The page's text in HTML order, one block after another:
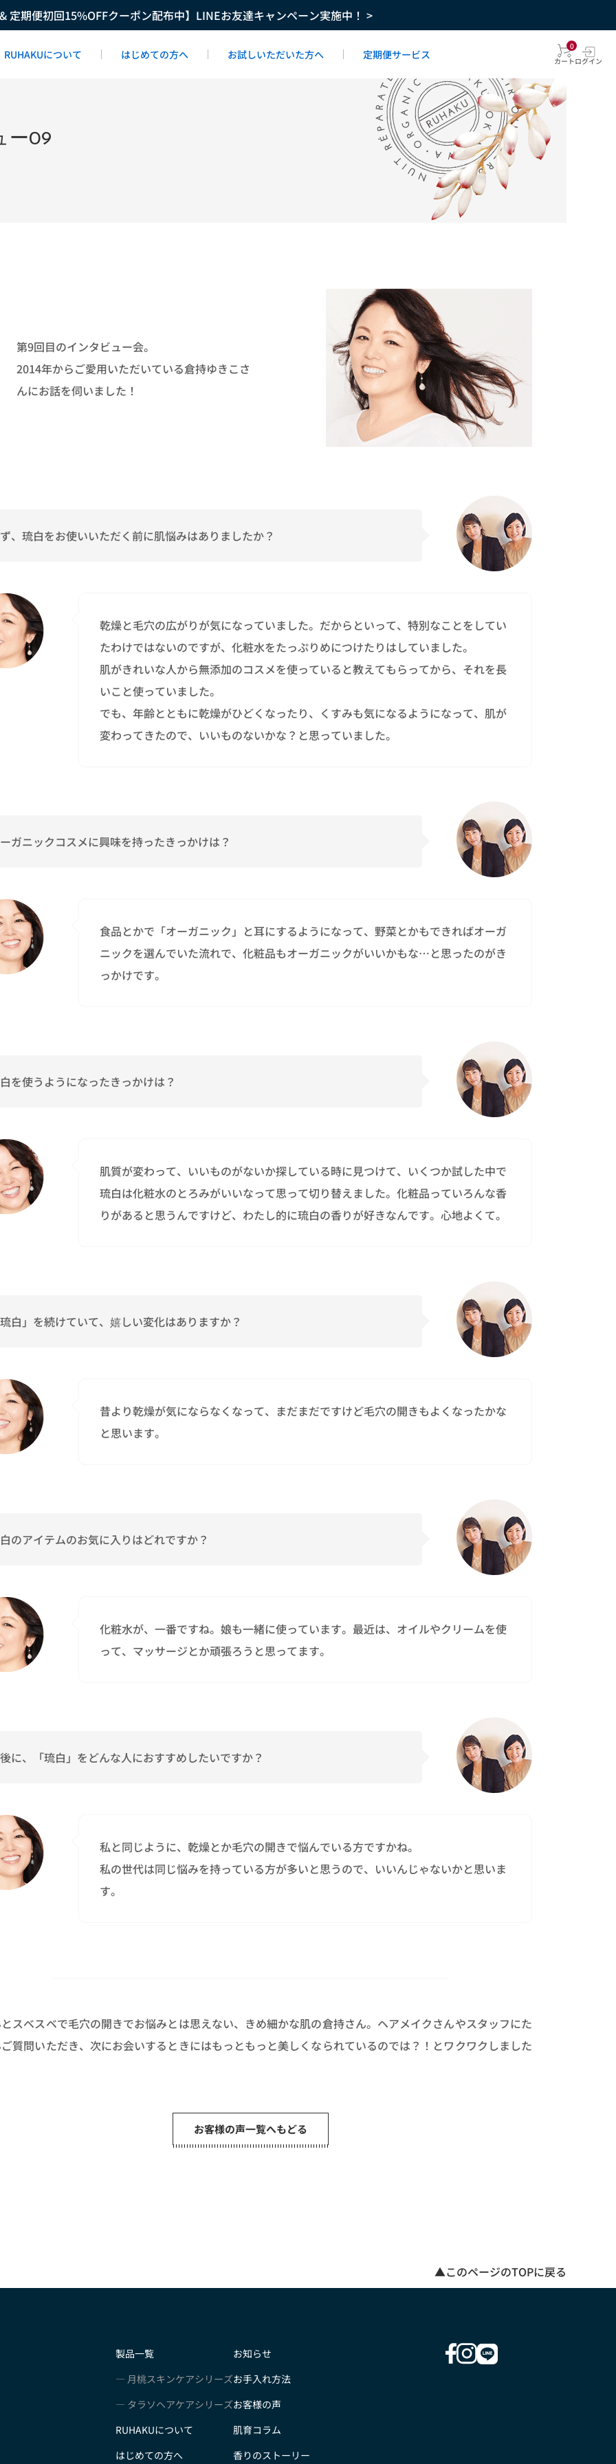
定期便初回15%OFFクーポン配布中】LINEお友達キャンペーン実施中！ >
RUHAKUについて はじめての方へ お試しいただいた方へ 定期便サービス
0
カートログイン
ー09
第9回目のインタビュー会。
2014年からご愛用いただいている倉持ゆきこさ
んにお話を伺いました！
、琉白をお使いいただく前に肌悩みはありましたか？
乾燥と毛穴の広がりが気になっていました。だからといって、特別なことをしてい
たわけではないのですが、化粧水をたっぷりめにつけたりはしていました。
肌がきれいな人から無添加のコスメを使っていると教えてもらってから、それを長
いこと使っていました。
でも、年齢とともに乾燥がひどくなったり、くすみも気になるようになって、肌が
変わってきたので、いいものないかな？と思っていました。
ガニックコスメに興味を持ったきっかけは？
食品とかで「オーガニック」と耳にするようになって、野菜とかもできればオーガ
ニックを選んでいた流れで、化粧品もオーガニックがいいかもな…と思ったのがき
っかけです。
を使うようになったきっかけは？
肌質が変わって、いいものがないか探している時に見つけて、いくつか試した中で
琉白は化粧水のとろみがいいなって思って切り替えました。化粧品っていろんな香
りがあると思うんですけど、わたし的に琉白の香りが好きなんです。心地よくて。
白」を続けていて、嬉しい変化はありますか？
昔より乾燥が気にならなくなって、まだまだですけど毛穴の開きもよくなったかな
と思います。
のアイテムのお気に入りはどれですか？
化粧水が、一番ですね。娘も一緒に使っています。最近は、オイルやクリームを使
って、マッサージとか頑張ろうと思ってます。
に、「琉白」をどんな人におすすめしたいですか？
私と同じように、乾燥とか毛穴の開きで悩んでいる方ですかね。
私の世代は同じ悩みを持っている方が多いと思うので、いいんじゃないかと思いま
す。
スベスベで毛穴の開きでお悩みとは思えない、きめ細かな肌の倉持さん。ヘアメイクさんやスタッフにた
質問いただき、次にお会いするときにはもっともっと美しくなられているのでは？！とワクワクしました
お客様の声一覧へもどる
▲このページのTOPに戻る
製品一覧
月桃スキンケアシリーズ
タラソヘアケアシリーズ
RUHAKUについて
はじめての方へ
お知らせ
お手入れ方法
お客様の声
肌育コラム
香りのストーリー